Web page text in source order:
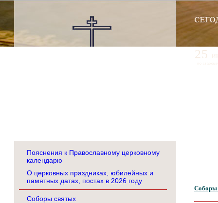
Пояснения к Православному церковному
календарю
О церковных праздниках, юбилейных и
памятных датах, постах в 2026 году
Соборы святых
Соборы
25
по